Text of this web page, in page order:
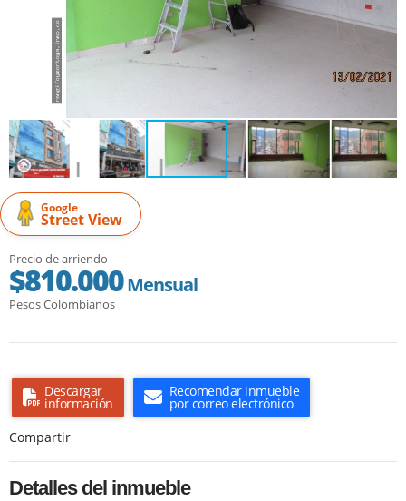
Google
Street View
Precio de arriendo
$810.000Mensual
Pesos Colombianos
Descargar
información
Recomendar inmueble
por correo electrónico
Compartir
Detalles del inmueble